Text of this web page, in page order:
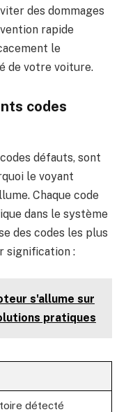
des dommages
rapide
le
de votre voiture.
codes
défauts, sont
le voyant
Chaque code
dans le système
des codes les plus
signification :
s'allume sur
pratiques
détecté